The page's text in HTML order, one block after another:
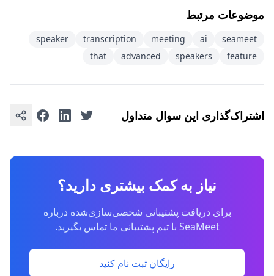
موضوعات مرتبط
seameet
ai
meeting
transcription
speaker
feature
speakers
advanced
that
اشتراک‌گذاری این سوال متداول
نیاز به کمک بیشتری دارید؟
برای دریافت پشتیبانی شخصی‌سازی‌شده درباره
SeaMeet با تیم پشتیبانی ما تماس بگیرید.
رایگان ثبت نام کنید